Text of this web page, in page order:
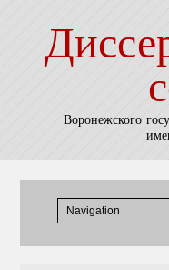
Воронежского